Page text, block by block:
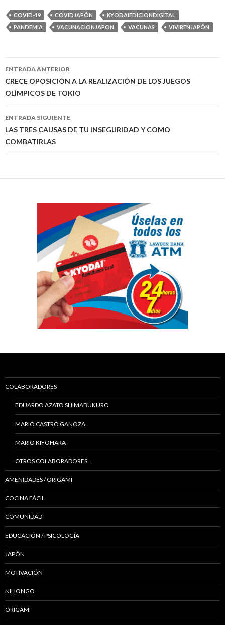
COVID-19 COVIDJAPÓN
KYODAIEDICIONDIGITAL
PANDEMIA
VACUNACIONJAPON VACUNAS VIVIRENJAPÓN
Navegación
de
entradas
ENTRADA ANTERIOR
CRECE OPOSICIÓN A LA REALIZACIÓN DE LOS JUEGOS
OLÍMPICOS DE TOKIO
ENTRADA SIGUIENTE
LAS TRES CAUSAS DE TU INSEGURIDAD Y COMO
COMBATIRLAS
COLABORADORES
EDUARDO AZATO SHIMABUKURO
MARIO CASTRO GANOZA
MARIO KIYOHARA
OTROS COLABORADORES…
AMENIDADES / ORIGAMI
COCINA FÁCIL
COMUNIDAD
EDUCACIÓN / PSICOLOGÍA
JAPÓN
MOTIVACIÓN
NIHONGO
ORIGAMI